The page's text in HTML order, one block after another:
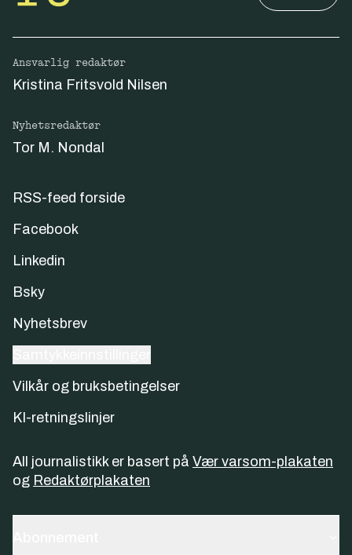
Ansvarlig redaktør
Kristina Fritsvold Nilsen
Nyhetsredaktør
Tor M. Nondal
RSS-feed forside
Facebook
Linkedin
Bsky
Nyhetsbrev
Vilkår og bruksbetingelser
KI-retningslinjer
All journalistikk er basert på Vær varsom-plakaten
og Redaktørplakaten